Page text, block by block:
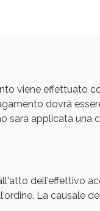
viene effettuato
dovrà
sarà applicata una
dell'effettivo
La causale